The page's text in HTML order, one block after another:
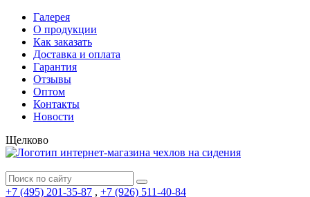
Галерея
О продукции
Как заказать
Доставка и оплата
Гарантия
Отзывы
Оптом
Контакты
Новости
Щелково
+7 (495) 201-35-87 , +7 (926) 511-40-84